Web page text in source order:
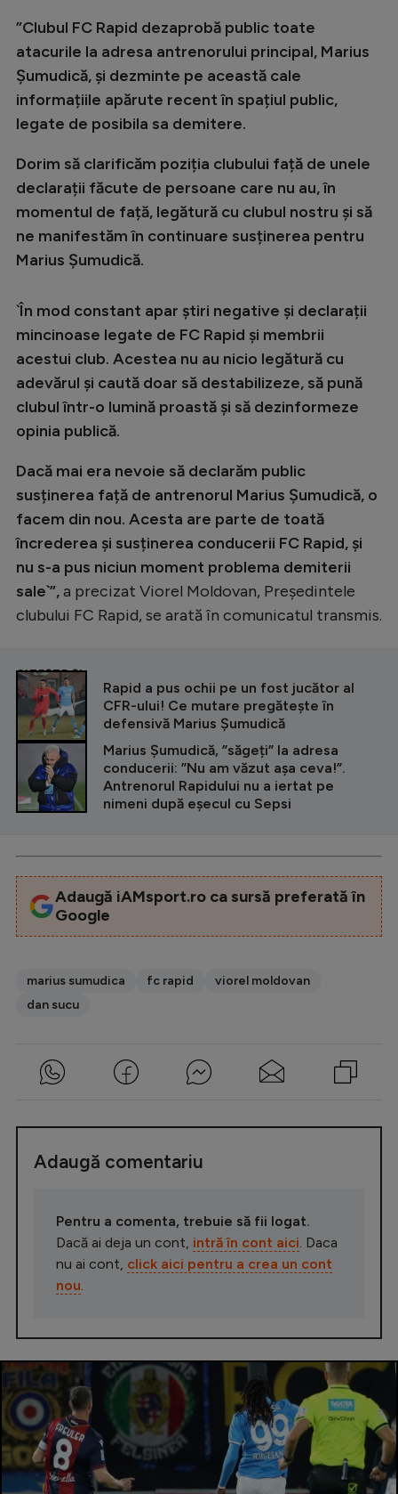
Rugby
Ciclism
Alte sporturi
JO 2026
Creează cont
”Clubul FC Rapid dezaprobă public toate
atacurile la adresa antrenorului principal, Marius
Șumudică, și dezminte pe această cale
informațiile apărute recent în spațiul public,
legate de posibila sa demitere.
Dorim să clarificăm poziția clubului față de unele
declarații făcute de persoane care nu au, în
momentul de față, legătură cu clubul nostru și să
ne manifestăm în continuare susținerea pentru
Marius Șumudică.
`În mod constant apar știri negative și declarații
mincinoase legate de FC Rapid și membrii
acestui club. Acestea nu au nicio legătură cu
adevărul și caută doar să destabilizeze, să pună
clubul într-o lumină proastă și să dezinformeze
opinia publică.
Dacă mai era nevoie să declarăm public
susținerea față de antrenorul Marius Șumudică, o
facem din nou. Acesta are parte de toată
încrederea și susținerea conducerii FC Rapid, și
nu s-a pus niciun moment problema demiterii
sale`”,a precizat Viorel Moldovan, Președintele
clubului FC Rapid, se arată în comunicatul transmis.
CITEȘTE ȘI
Rapid a pus ochii pe un fost jucător al
CFR-ului! Ce mutare pregătește în
defensivă Marius Șumudică
Marius Șumudică, ”săgeți” la adresa
conducerii: ”Nu am văzut așa ceva!”.
Antrenorul Rapidului nu a iertat pe
nimeni după eșecul cu Sepsi
Adaugă iAMsport.ro ca sursă preferată în
Google
marius sumudica fc rapid
viorel moldovan
dan sucu
Adaugă comentariu
Pentru a comenta, trebuie să fii logat.
Dacă ai deja un cont, intră în cont aici . Daca
nu ai cont, click aici pentru a crea un cont
nou